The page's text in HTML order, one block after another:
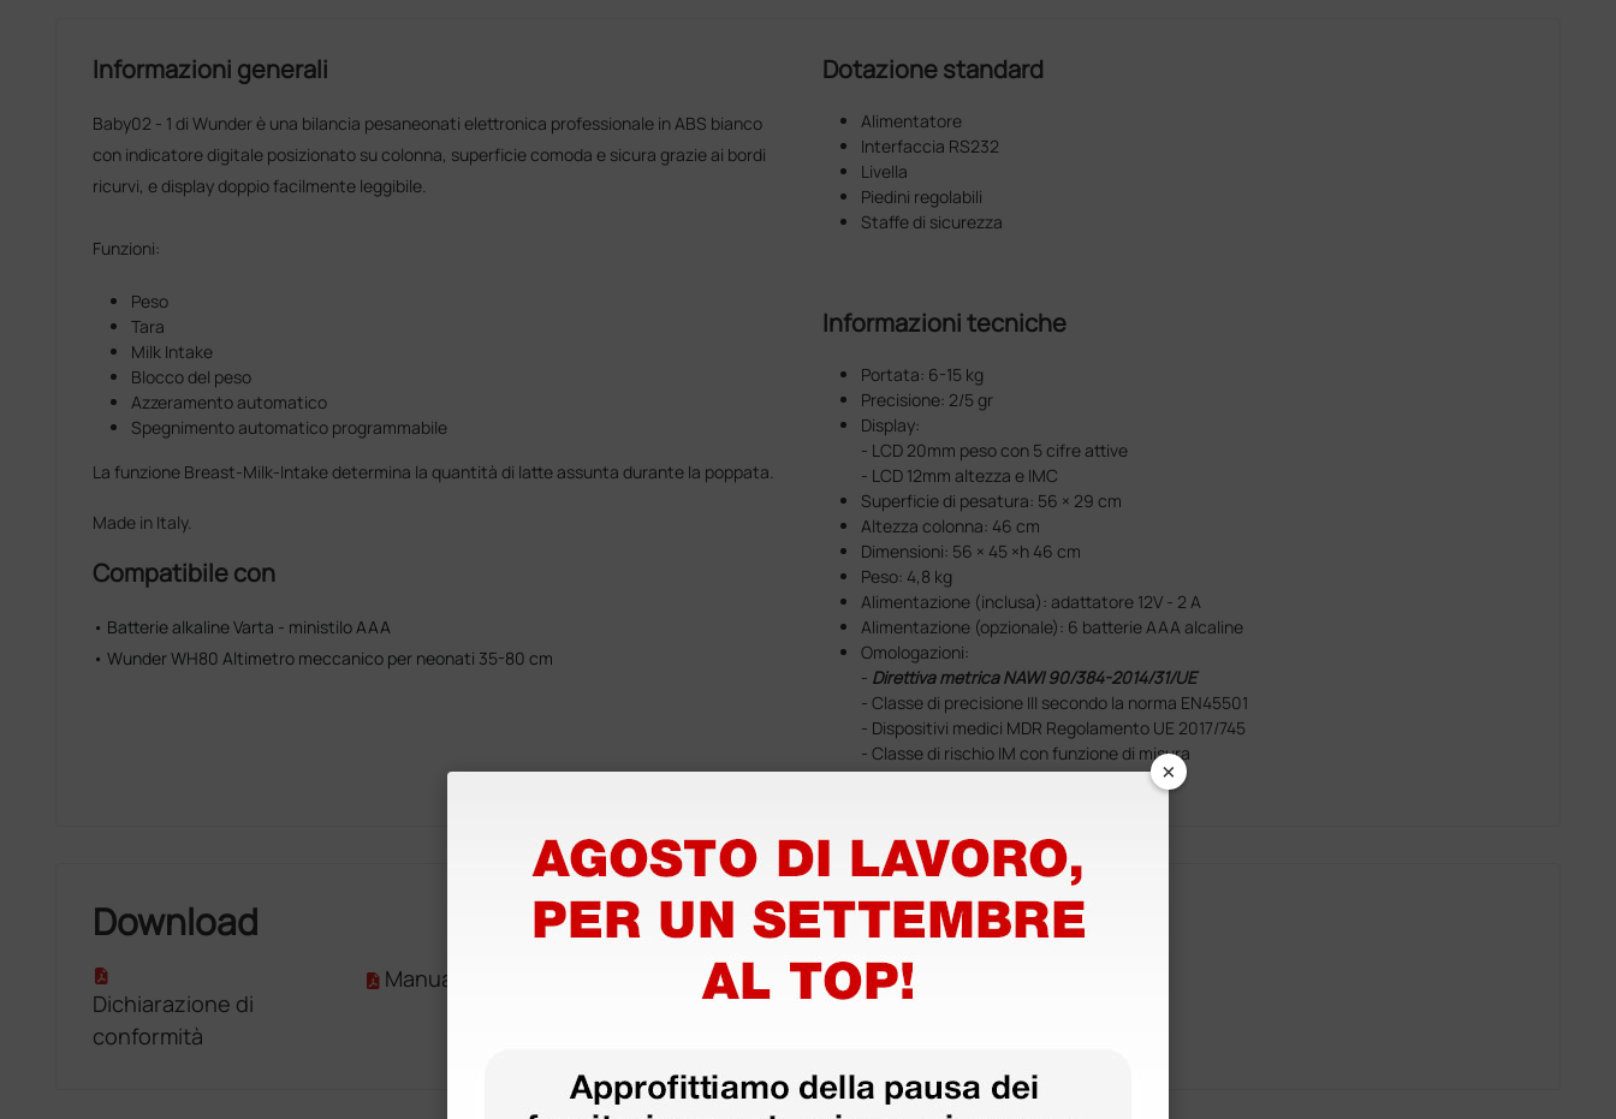
Informazioni generali
Baby02 - 1 di Wunder è una bilancia pesaneonati elettronica professionale in ABS bianco
con indicatore digitale posizionato su colonna, superficie comoda e sicura grazie ai bordi
ricurvi, e display doppio facilmente leggibile.
Funzioni:
Peso
Tara
Milk Intake
Blocco del peso
Azzeramento automatico
Spegnimento automatico programmabile
La funzione Breast-Milk-Intake determina la quantità di latte assunta durante la poppata.
Made in Italy.
Compatibile con
• Batterie alkaline Varta - ministilo AAA
• Wunder WH80 Altimetro meccanico per neonati 35-80 cm
Dotazione standard
Alimentatore
Interfaccia RS232
Livella
Piedini regolabili
Staffe di sicurezza
Informazioni tecniche
Portata: 6-15 kg
Precisione: 2/5 gr
Display:
- LCD 20mm peso con 5 cifre attive
- LCD 12mm altezza e IMC
Superficie di pesatura: 56 × 29 cm
Altezza colonna: 46 cm
Dimensioni: 56 × 45 ×h 46 cm
Peso: 4,8 kg
Alimentazione (inclusa): adattatore 12V - 2 A
Alimentazione (opzionale): 6 batterie AAA alcaline
Omologazioni:
- Direttiva metrica NAWI 90/384-2014/31/UE
- Classe di precisione III secondo la norma EN45501
- Dispositivi medici MDR Regolamento UE 2017/745
- Classe di rischio IM con funzione di misura
Download
Dichiarazione di
conformità
Manuale D'Uso Certificato CE
×